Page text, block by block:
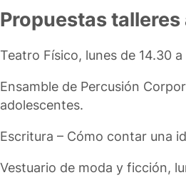
Propuestas talleres
Teatro Físico, lunes de 14.30
Ensamble de Percusión
adolescentes.
Escritura – Cómo contar una
Vestuario de moda y ficción,